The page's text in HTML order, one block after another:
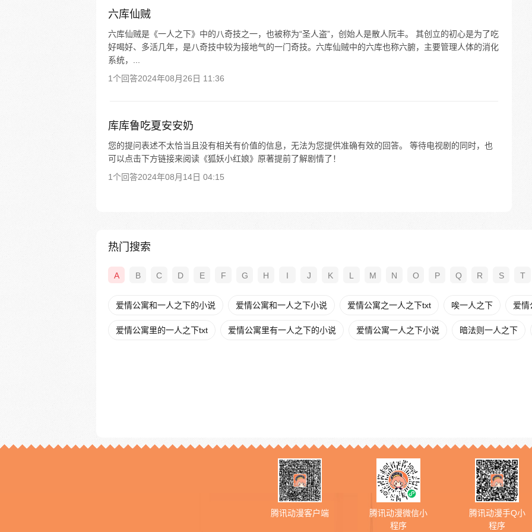
六库仙贼
六库仙贼是《一人之下》中的八奇技之一，也被称为“圣人盗”，创始人是散人阮丰。 其创立的初心是为了吃
好喝好、多活几年，是八奇技中较为接地气的一门奇技。六库仙贼中的六库也称六腑，主要管理人体的消化
系统，...
1个回答2024年08月26日 11:36
库库鲁吃夏安安奶
您的提问表述不太恰当且没有相关有价值的信息，无法为您提供准确有效的回答。 等待电视剧的同时，也
可以点击下方链接来阅读《狐妖小红娘》原著提前了解剧情了！
1个回答2024年08月14日 04:15
热门搜索
A B C D E F G H I J K L M N O P Q R S T
爱情公寓和一人之下的小说 爱情公寓和一人之下小说 爱情公寓之一人之下txt 唉一人之下 爱情
爱情公寓里的一人之下txt 爱情公寓里有一人之下的小说 爱情公寓一人之下小说 暗法则一人之下
腾讯动漫客户端
腾讯动漫微信小
程序
腾讯动漫手Q小
程序